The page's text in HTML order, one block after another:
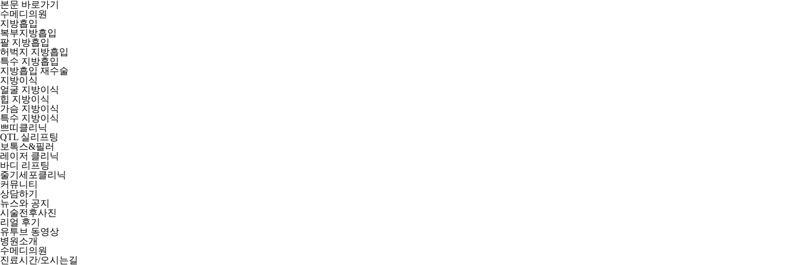
본문 바로가기
수메디의원
지방흡입
복부지방흡입
팔 지방흡입
허벅지 지방흡입
특수 지방흡입
지방흡입 재수술
지방이식
얼굴 지방이식
힙 지방이식
가슴 지방이식
특수 지방이식
쁘띠클리닉
QTL 실리프팅
보톡스&필러
레이저 클리닉
바디 리프팅
줄기세포클리닉
커뮤니티
상담하기
뉴스와 공지
시술전후사진
리얼 후기
유투브 동영상
병원소개
수메디의원
진료시간/오시는길